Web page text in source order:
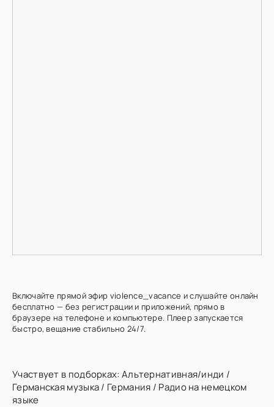
Включайте прямой эфир violence_vacance и слушайте онлайн
бесплатно — без регистрации и приложений, прямо в
браузере на телефоне и компьютере. Плеер запускается
быстро, вещание стабильно 24/7.
Участвует в подборках: Альтернативная/инди /
Германская музыка/ Германия / Радио на немецком
языке